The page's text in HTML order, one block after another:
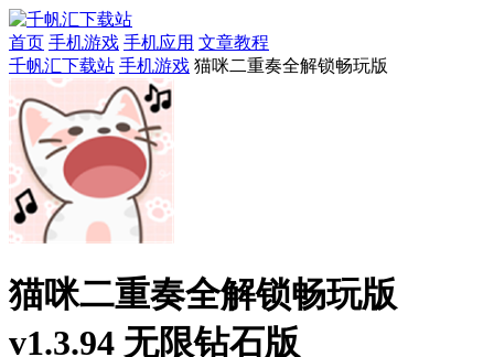
首页 手机游戏 手机应用 文章教程
千帆汇下载站 手机游戏 猫咪二重奏全解锁畅玩版
猫咪二重奏全解锁畅玩版
v1.3.94 无限钻石版